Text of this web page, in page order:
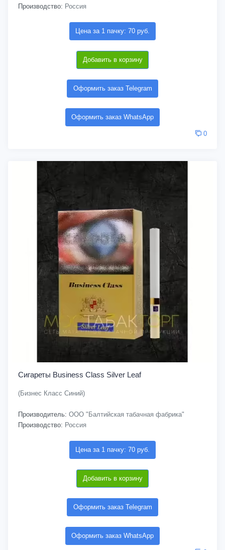
Производство: Россия
Цена за 1 пачку: 70 руб.
Добавить в корзину
Оформить заказ Telegram
Оформить заказ WhatsApp
0
Сигареты Business Class Silver Leaf
(Бизнес Класс Синий)
Производитель: ООО "Балтийская табачная фабрика"
Производство: Россия
Цена за 1 пачку: 70 руб.
Добавить в корзину
Оформить заказ Telegram
Оформить заказ WhatsApp